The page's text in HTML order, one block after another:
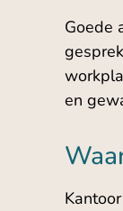
Goede
en